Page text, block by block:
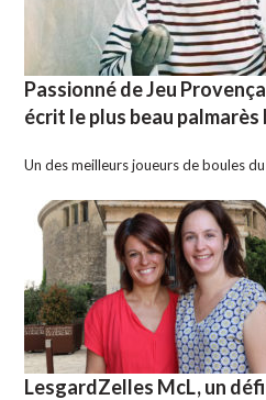
Passionné de Jeu
écrit le plus beau
Un des meilleurs joueurs de boules
LesgardZelles McL, un